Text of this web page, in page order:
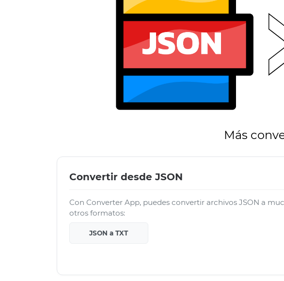
Más
Convertir desde JSON
Con Converter App, puedes convertir archivos JSON a
otros formatos:
JSON a TXT